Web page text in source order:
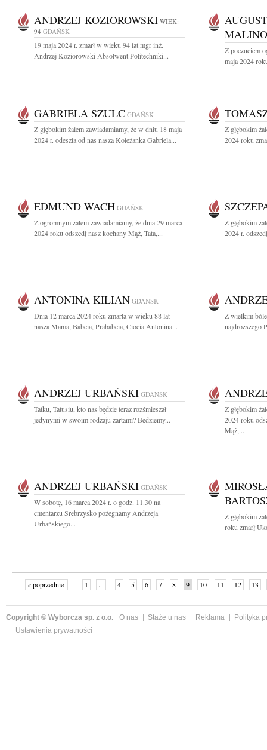
ANDRZEJ KOZIOROWSKI WIEK:
94 GDAŃSK
19 maja 2024 r. zmarł w wieku 94 lat mgr inż.
Andrzej Koziorowski Absolwent Politechniki...
Z poczuciem
maja 2024
GABRIELA SZULC GDAŃSK
Z głębokim żalem zawiadamiamy, że w dniu 18 maja
2024 r. odeszła od nas nasza Koleżanka Gabriela...
Z głębokim
2024 roku
EDMUND WACH GDAŃSK
Z ogromnym żalem zawiadamiamy, że dnia 29 marca
2024 roku odszedł nasz kochany Mąż, Tata,...
Z głębokim
2024 r.
ANTONINA KILIAN GDAŃSK
Dnia 12 marca 2024 roku zmarła w wieku 88 lat
nasza Mama, Babcia, Prababcia, Ciocia Antonina...
Z wielkim
najdroższego
ANDRZEJ URBAŃSKI GDAŃSK
Tatku, Tatusiu, kto nas będzie teraz rozśmieszał
jedynymi w swoim rodzaju żartami? Będziemy...
Z głębokim
2024 roku
Mąż,...
ANDRZEJ URBAŃSKI GDAŃSK
W sobotę, 16 marca 2024 r. o godz. 11.30 na
cmentarzu Srebrzysko pożegnamy Andrzeja
Urbańskiego...
Z głębokim
roku zmarł
« poprzednie 1 ... 4 5 6 7 8 9 10 11 12 13
Copyright © Wyborcza sp. z o.o. O nas Staże u nas Reklama
Polityka
Ustawienia prywatności